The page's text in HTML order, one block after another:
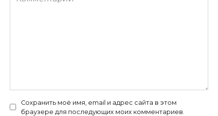
Сохранить моё имя, email и адрес сайта в этом
браузере для последующих моих комментариев.